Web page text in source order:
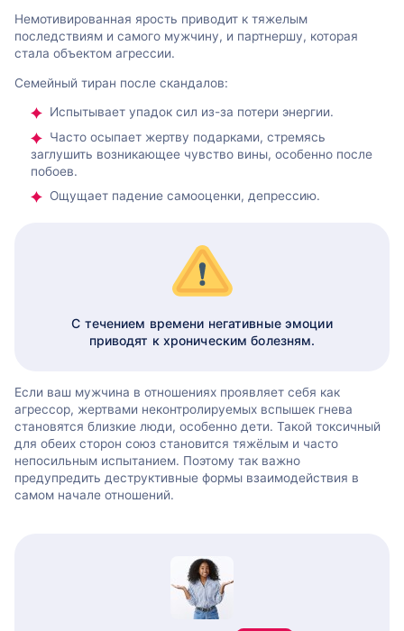
Немотивированная ярость приводит к тяжелым
последствиям и самого мужчину, и партнершу, которая
стала объектом агрессии.
Семейный тиран после скандалов:
Испытывает упадок сил из-за потери энергии.
Часто осыпает жертву подарками, стремясь
заглушить возникающее чувство вины, особенно после
побоев.
Ощущает падение самооценки, депрессию.
С течением времени негативные эмоции
приводят к хроническим болезням.
Если ваш мужчина в отношениях проявляет себя как
агрессор, жертвами неконтролируемых вспышек гнева
становятся близкие люди, особенно дети. Такой токсичный
для обеих сторон союз становится тяжёлым и часто
непосильным испытанием. Поэтому так важно
предупредить деструктивные формы взаимодействия в
самом начале отношений.